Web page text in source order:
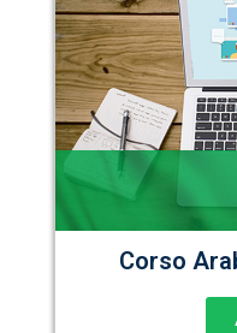
Corso